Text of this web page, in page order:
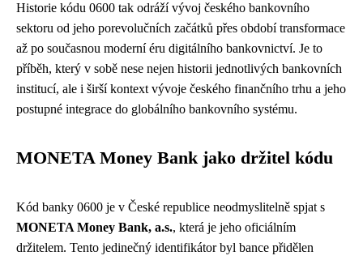
Historie kódu 0600 tak odráží vývoj českého bankovního
sektoru od jeho porevolučních začátků přes období transformace
až po současnou moderní éru digitálního bankovnictví. Je to
příběh, který v sobě nese nejen historii jednotlivých bankovních
institucí, ale i širší kontext vývoje českého finančního trhu a jeho
postupné integrace do globálního bankovního systému.
MONETA Money Bank jako držitel kódu
Kód banky 0600 je v České republice neodmyslitelně spjat s
MONETA Money Bank, a.s., která je jeho oficiálním
držitelem. Tento jedinečný identifikátor byl bance přidělen